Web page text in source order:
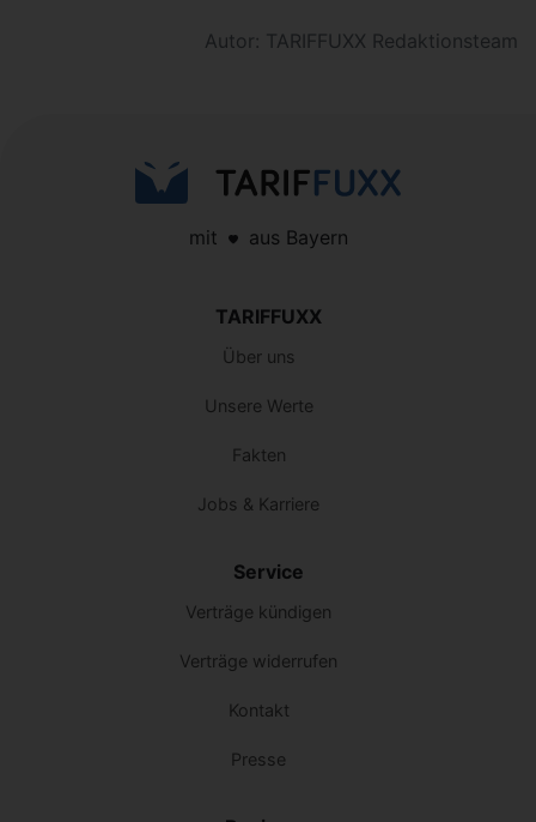
Autor: TARIFFUXX Redaktionsteam
mit aus Bayern
TARIFFUXX
Über uns
Unsere Werte
Fakten
Jobs & Karriere
Service
Verträge kündigen
Verträge widerrufen
Kontakt
Presse